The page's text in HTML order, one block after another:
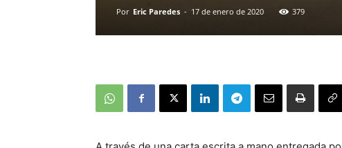
Por Eric Paredes - 17 de enero de 2020 379